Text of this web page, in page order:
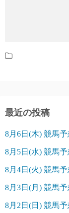
最近の投稿
8月6日(木) 競馬予
8月5日(水) 競馬予
8月4日(火) 競馬予
8月3日(月) 競馬予
8月2日(日) 競馬予